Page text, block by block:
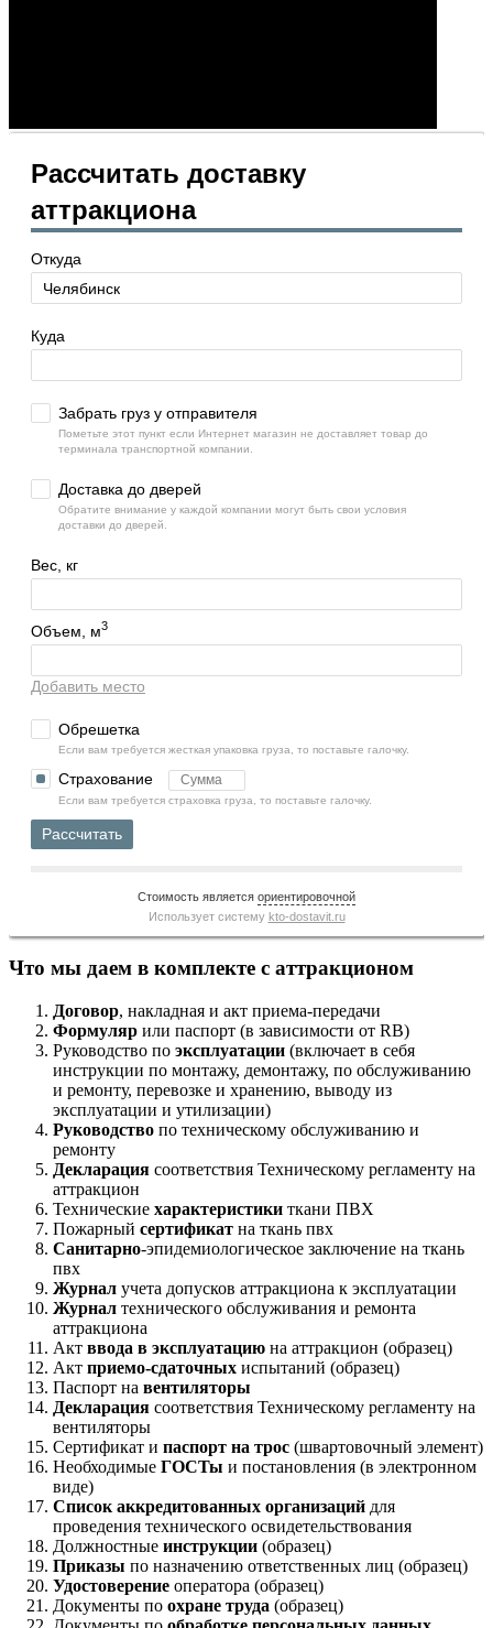
Рассчитать доставку
аттракциона
Откуда
Куда
Забрать груз у отправителя
Пометьте этот пункт если Интернет магазин не доставляет товар до
терминала транспортной компании.
Доставка до дверей
Обратите внимание у каждой компании могут быть свои условия
доставки до дверей.
Вес, кг
Объем, м3
Добавить место
Обрешетка
Если вам требуется жесткая упаковка груза, то поставьте галочку.
Страхование
Если вам требуется страховка груза, то поставьте галочку.
Рассчитать
Стоимость является ориентировочной
Использует систему kto-dostavit.ru
Что мы даем в комплекте с аттракционом
Договор, накладная и акт приема-передачи
Формуляр или паспорт (в зависимости от RB)
Руководство по эксплуатации (включает в себя
инструкции по монтажу, демонтажу, по обслуживанию
и ремонту, перевозке и хранению, выводу из
эксплуатации и утилизации)
Руководство по техническому обслуживанию и
ремонту
Декларация соответствия Техническому регламенту на
аттракцион
Технические характеристики ткани ПВХ
Пожарный сертификат на ткань пвх
Санитарно-эпидемиологическое заключение на ткань
пвх
Журнал учета допусков аттракциона к эксплуатации
Журнал технического обслуживания и ремонта
аттракциона
Акт ввода в эксплуатацию на аттракцион (образец)
Акт приемо-сдаточных испытаний (образец)
Паспорт на вентиляторы
Декларация соответствия Техническому регламенту на
вентиляторы
Сертификат и паспорт на трос (швартовочный элемент)
Необходимые ГОСТы и постановления (в электронном
виде)
Список аккредитованных организаций для
проведения технического освидетельствования
Должностные инструкции (образец)
Приказы по назначению ответственных лиц (образец)
Удостоверение оператора (образец)
Документы по охране труда (образец)